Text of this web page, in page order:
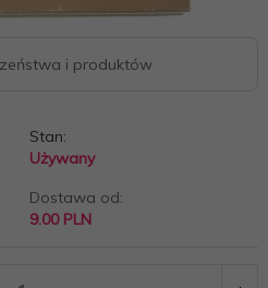
i produktów
Stan:
Używany
Dostawa od:
9.00 PLN